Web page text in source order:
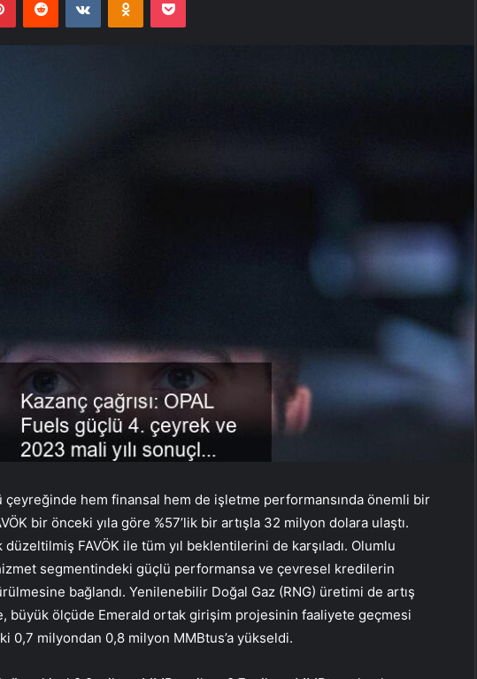
çeyreğinde hem finansal hem de işletme performansında önemli bir
bir önceki yıla göre %57’lik bir artışla 32 milyon dolara ulaştı.
FAVÖK ile tüm yıl beklentilerini de karşıladı. Olumlu
segmentindeki güçlü performansa ve çevresel kredilerin
bağlandı. Yenilenebilir Doğal Gaz (RNG) üretimi de artış
büyük ölçüde Emerald ortak girişim projesinin faaliyete geçmesi
0,7 milyondan 0,8 milyon MMBtus’a yükseldi.